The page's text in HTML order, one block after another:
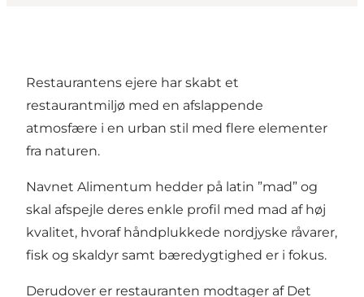
Restaurantens ejere har skabt et
restaurantmiljø med en afslappende
atmosfære i en urban stil med flere elementer
fra naturen.
Navnet Alimentum hedder på latin ”mad” og
skal afspejle deres enkle profil med mad af høj
kvalitet, hvoraf håndplukkede nordjyske råvarer,
fisk og skaldyr samt bæredygtighed er i fokus.
Derudover er restauranten modtager af Det